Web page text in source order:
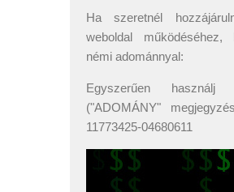
Ha szeretnél
weboldal működéséhez,
némi adománnyal:
Egyszerűen használj
("ADOMÁNY"
11773425-04680611